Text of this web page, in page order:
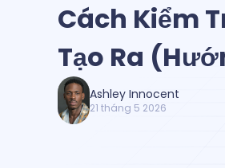
Cách Kiểm
Tạo Ra
Ashley Innocent
21 tháng 5 2026